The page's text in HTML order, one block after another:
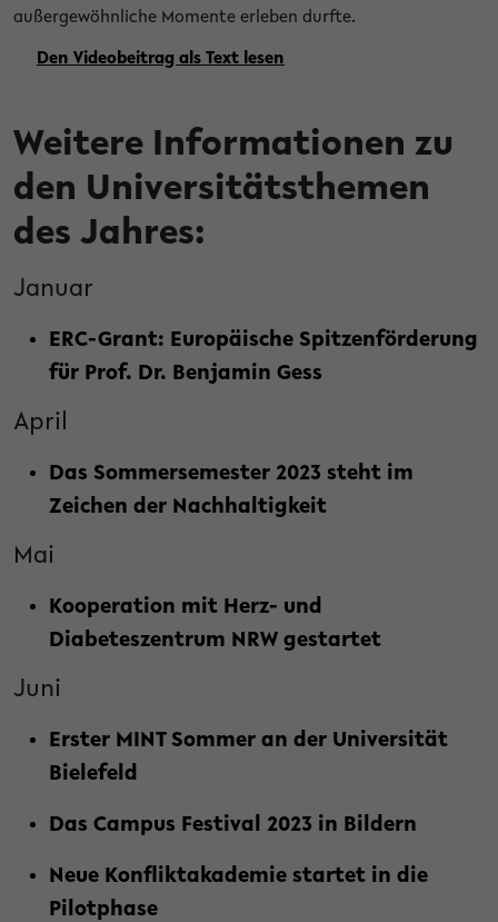
außergewöhnliche Momente erleben durfte.
Den Videobeitrag als Text lesen
Weitere Informationen zu
den Universitätsthemen
des Jahres:
Januar
ERC-Grant: Europäische Spitzenförderung
für Prof. Dr. Benjamin Gess
April
Das Sommersemester 2023 steht im
Zeichen der Nachhaltigkeit
Mai
Kooperation mit Herz- und
Diabeteszentrum NRW gestartet
Juni
Erster MINT Sommer an der Universität
Bielefeld
Das Campus Festival 2023 in Bildern
Neue Konfliktakademie startet in die
Pilotphase